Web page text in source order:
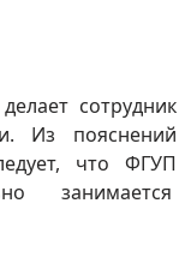
сотрудник
Из пояснений
что ФГУП
занимается